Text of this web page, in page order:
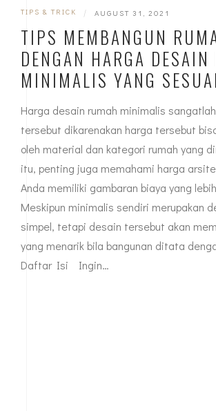
TIPS & TRICK | AUGUST 31, 2021
TIPS MEMBANGUN
DENGAN HARGA DESAIN
MINIMALIS YANG SESUAI
Harga desain rumah minimalis
tersebut dikarenakan harga tersebut
oleh material dan kategori rumah yang
itu, penting juga memahami harga
Anda memiliki gambaran biaya yang
Meskipun minimalis sendiri merupakan
simpel, tetapi desain tersebut akan
yang menarik bila bangunan ditata
Daftar Isi Ingin…